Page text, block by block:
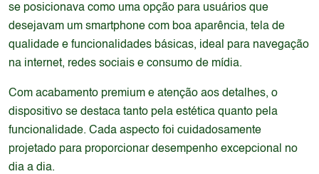
se posicionava como uma opção para usuários que
desejavam um smartphone com boa aparência, tela de
qualidade e funcionalidades básicas, ideal para navegação
na internet, redes sociais e consumo de mídia.
Com acabamento premium e atenção aos detalhes, o
dispositivo se destaca tanto pela estética quanto pela
funcionalidade. Cada aspecto foi cuidadosamente
projetado para proporcionar desempenho excepcional no
dia a dia.